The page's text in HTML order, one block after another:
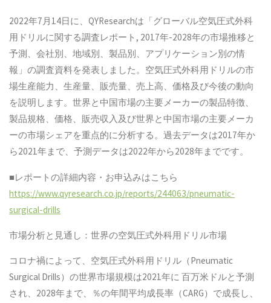
2022年7月14日に、QYResearchは「グローバル空気圧式外科
用ドリルに関する調査レポート, 2017年-2028年の市場推移と
予測、会社別、地域別、製品別、アプリケーション別の情
報」の調査資料を発表しました。空気圧式外科用ドリルの市
場生産能力、生産量、販売量、売上高、価格及び今後の動向
を説明します。世界と中国市場の主要メーカーの製品特徴、
製品規格、価格、販売収入及び世界と中国市場の主要メーカ
ーの市場シェアを重点的に分析する。過去データは2017年か
ら2021年まで、予測データは2022年から2028年までです。
■レポートの詳細内容・お申込みはこちら
https://www.qyresearch.co.jp/reports/244063/pneumatic-
surgical-drills
市場分析と見通し：世界の空気圧式外科用ドリル市場
コロナ禍によって、空気圧式外科用ドリル（Pneumatic
Surgical Drills）の世界市場規模は2021年に 百万米ドルと予測
され、2028年まで、％の年間平均成長率（CARG）で成長し、